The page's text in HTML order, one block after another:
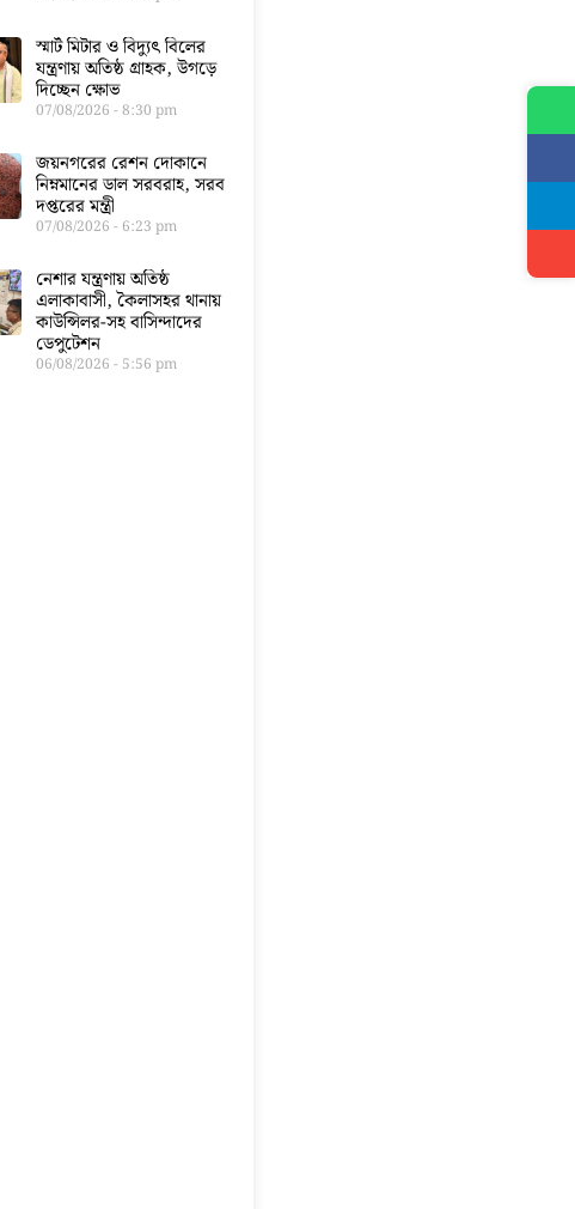
স্মার্ট মিটার ও বিদ্যুৎ বিলের
যন্ত্রণায় অতিষ্ঠ গ্রাহক, উগড়ে
দিচ্ছেন ক্ষোভ
07/08/2026 8:30 pm
জয়নগরের রেশন দোকানে
নিম্নমানের ডাল সরবরাহ, সরব
দপ্তরের মন্ত্রী
07/08/2026 6:23 pm
নেশার যন্ত্রণায় অতিষ্ঠ
এলাকাবাসী, কৈলাসহর থানায়
কাউন্সিলর-সহ বাসিন্দাদের
ডেপুটেশন
06/08/2026 5:56 pm